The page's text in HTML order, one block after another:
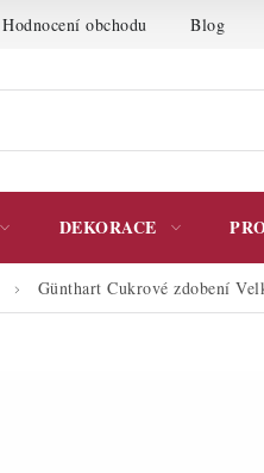
Hodnocení obchodu Blog
DEKORACE
Günthart Cukrové zdobení